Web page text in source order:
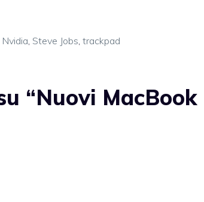
Nvidia Steve Jobs trackpad
“Nuovi MacBook